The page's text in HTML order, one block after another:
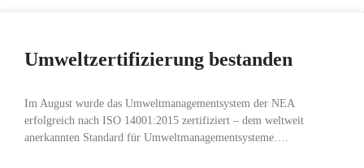
Umweltzertifizierung bestanden
Im August wurde das Umweltmanagementsystem der NEA
erfolgreich nach ISO 14001:2015 zertifiziert – dem weltweit
anerkannten Standard für Umweltmanagementsysteme….